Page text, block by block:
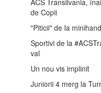
de Copii
"Piticii" de la
Sportivi de la
val
Un nou vis implinit
Juniorii 4 merg la